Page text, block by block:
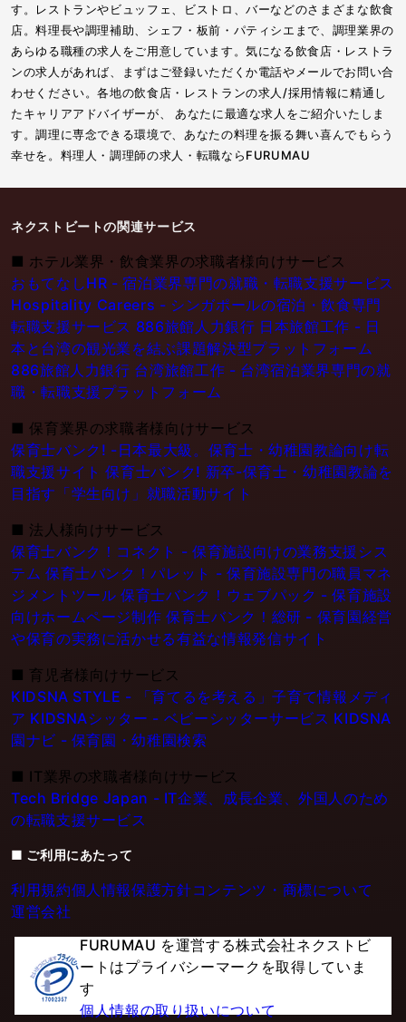
す。レストランやビュッフェ、ビストロ、バーなどのさまざまな飲食
店。料理長や調理補助、シェフ・板前・パティシエまで、調理業界の
あらゆる職種の求人をご用意しています。気になる飲食店・レストラ
ンの求人があれば、まずはご登録いただくか電話やメールでお問い合
わせください。各地の飲食店・レストランの求人/採用情報に精通し
たキャリアアドバイザーが、 あなたに最適な求人をご紹介いたしま
す。調理に専念できる環境で、あなたの料理を振る舞い喜んでもらう
幸せを。料理人・調理師の求人・転職ならFURUMAU
ネクストビートの関連サービス
■ ホテル業界・飲食業界の求職者様向けサービス
おもてなしHR - 宿泊業界専門の就職・転職支援サービス
Hospitality Careers - シンガポールの宿泊・飲食専門
転職支援サービス 886旅館人力銀行 日本旅館工作 - 日
本と台湾の観光業を結ぶ課題解決型プラットフォーム
886旅館人力銀行 台湾旅館工作 - 台湾宿泊業界専門の就
職・転職支援プラットフォーム
■ 保育業界の求職者様向けサービス
保育士バンク! -日本最大級。保育士・幼稚園教論向け転
職支援サイト 保育士バンク! 新卒-保育士・幼稚園教論を
目指す「学生向け」就職活動サイト
■ 法人様向けサービス
保育士バンク！コネクト - 保育施設向けの業務支援シス
テム 保育士バンク！パレット - 保育施設専門の職員マネ
ジメントツール 保育士バンク！ウェブパック - 保育施設
向けホームページ制作 保育士バンク！総研 - 保育園経営
や保育の実務に活かせる有益な情報発信サイト
■ 育児者様向けサービス
KIDSNA STYLE - 「育てるを考える」子育て情報メディ
ア KIDSNAシッター - ベビーシッターサービス KIDSNA
園ナビ - 保育園・幼稚園検索
■ IT業界の求職者様向けサービス
Tech Bridge Japan - IT企業、成長企業、外国人のため
の転職支援サービス
■ ご利用にあたって
利用規約個人情報保護方針コンテンツ・商標について
運営会社
FURUMAU を運営する株式会社ネクストビ
ートはプライバシーマークを取得していま
す
個人情報の取り扱いについて